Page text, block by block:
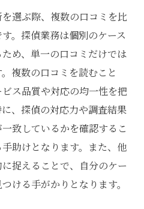
選ぶ際、複数の口コミを比
。探偵業務は個別のケース
め、単一の口コミだけでは
複数の口コミを読むこと
ス品質や対応の均一性を把
、探偵の対応力や調査結果
致しているかを確認するこ
助けとなります。また、他
捉えることで、自分のケー
ける手がかりとなります。